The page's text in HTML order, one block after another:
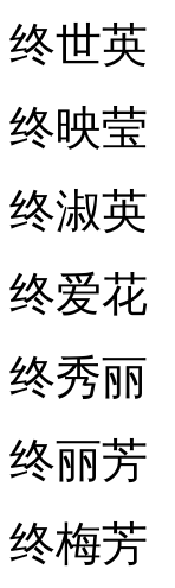
终世英
终映莹
终淑英
终爱花
终秀丽
终丽芳
终梅芳